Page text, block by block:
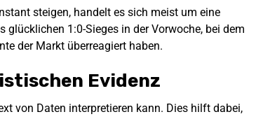
steigen, handelt es sich meist um eine
1:0-Sieges in der Vorwoche, bei dem
der Markt überreagiert haben.
Evidenz
von Daten interpretieren kann. Dies hilft dabei,